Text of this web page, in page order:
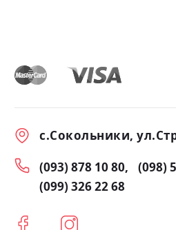
с.Сокольники,
(093) 878 10 80
(098)
(099) 326 22 68